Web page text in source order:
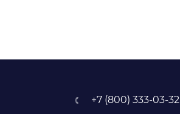
+7 (800) 333-03-32